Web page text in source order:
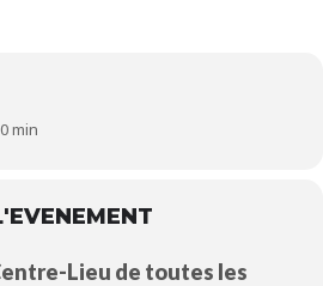
min
Lieu de toutes les